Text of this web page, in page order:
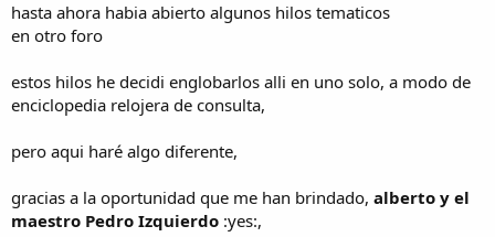
hasta ahora habia abierto algunos hilos tematicos
en otro foro
estos hilos he decidi englobarlos alli en uno solo, a modo de
enciclopedia relojera de consulta,
pero aqui haré algo diferente,
gracias a la oportunidad que me han brindado, alberto y el
maestro Pedro Izquierdo :yes:,